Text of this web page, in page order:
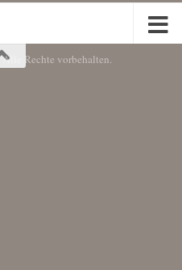
Rechte vorbehalten.